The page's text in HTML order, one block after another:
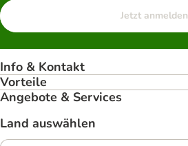
Jetzt anmelden
Info & Kontakt
Vorteile
Angebote & Services
Land auswählen